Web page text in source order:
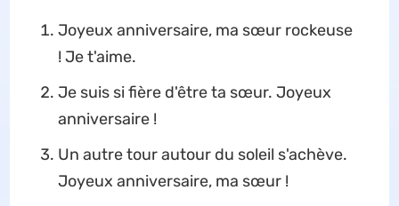
Joyeux anniversaire, ma sœur rockeuse
! Je t'aime.
Je suis si fière d'être ta sœur. Joyeux
anniversaire !
Un autre tour autour du soleil s'achève.
Joyeux anniversaire, ma sœur !